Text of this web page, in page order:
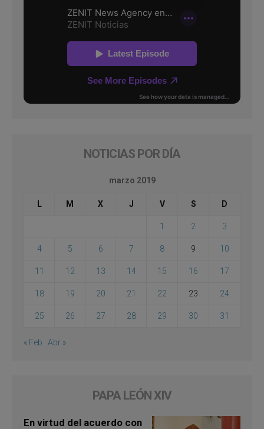
NOTICIAS POR DÍA
marzo 2019
L M X J V S D
1 2 3
4 5 6 7 8 9 10
11 12 13 14 15 16 17
18 19 20 21 22 23 24
25 26 27 28 29 30 31
« Feb Abr »
PAPA LEÓN XIV
En virtud del acuerdo con